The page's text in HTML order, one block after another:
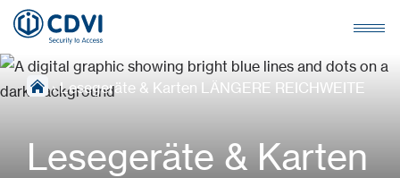
›Lesegeräte & Karten LÄNGERE REICHWEITE
Lesegeräte & Karten